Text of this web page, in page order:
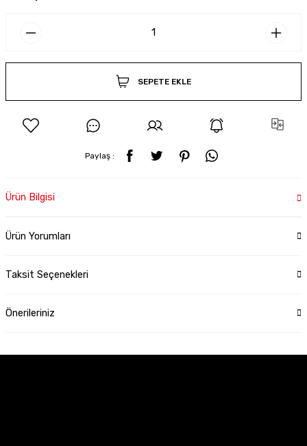
SEPETE EKLE
Paylaş :
Ürün Bilgisi
Ürün Yorumları
Taksit Seçenekleri
Önerileriniz